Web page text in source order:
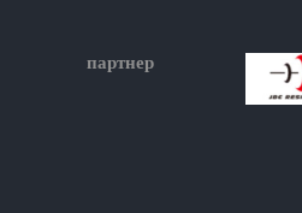
партнер